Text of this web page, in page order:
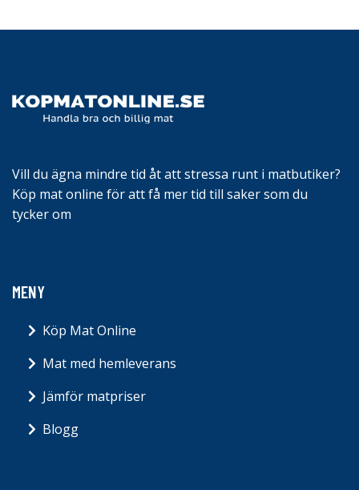
Vill du ägna mindre tid åt att stressa runt i matbutiker?
Köp mat online för att få mer tid till saker som du
tycker om
MENY
Köp Mat Online
Mat med hemleverans
Jämför matpriser
Blogg